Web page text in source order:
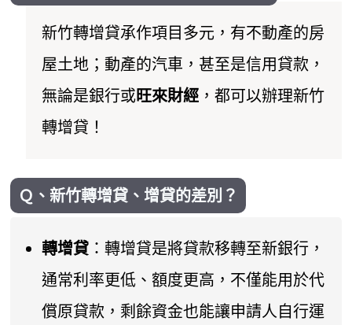
新竹轉增貸承作項目多元，有不動產的房
屋土地；動產的汽車，甚至是信用貸款，
無論是銀行或旺來財經 ，都可以辦理新竹
轉增貸！
Ｑ、新竹轉增貸、增貸的差別？
轉增貸 ：轉增貸是將貸款移轉至新銀行，
通常利率更低、額度更高，不僅能用於代
償原貸款，剩餘資金也能讓申請人自行運